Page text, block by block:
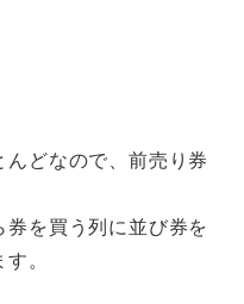
どなので、前売り券
を買う列に並び券を
。